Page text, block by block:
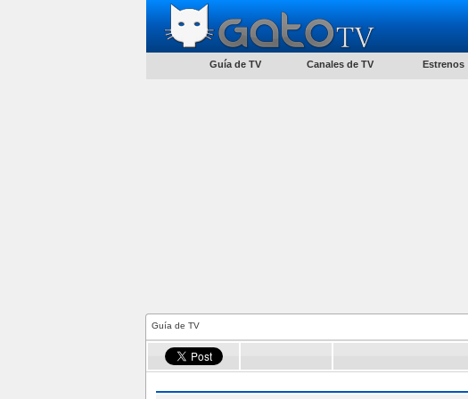
Guía de TV Canales de TV Estrenos
Guía de TV